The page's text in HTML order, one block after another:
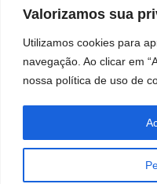
Valorizamos sua
Utilizamos cookies para
navegação. Ao clicar em
nossa política de uso de
09:00h às 17:00
AV. BRASIL Nº 310,